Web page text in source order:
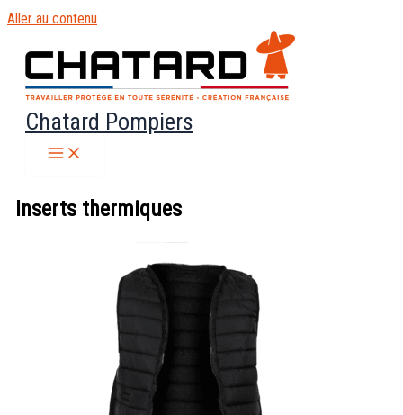
Aller au contenu
Chatard Pompiers
Inserts thermiques